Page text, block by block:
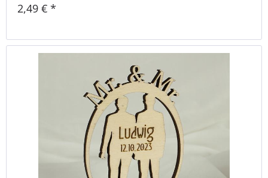
2,49 € *